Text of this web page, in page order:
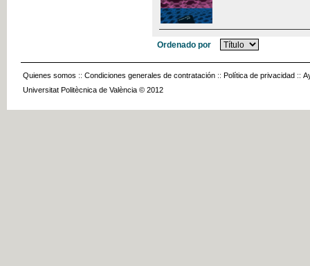
Ordenado por
Quienes somos :: Condiciones generales de contratación :: Política de privacidad ::
Universitat Politècnica de València © 2012